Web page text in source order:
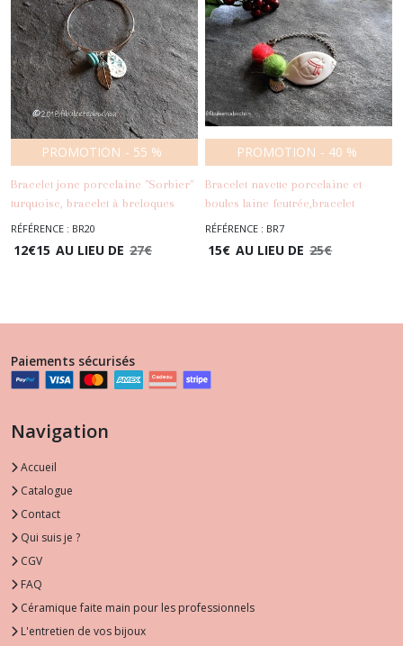
PROMOTION - 55 %
Bracelet jonc porcelaine "Sorbier"
turquoise, bracelet à breloques
feuilles porcelaine,pierres fines,
RÉFÉRENCE : BR20
12€15 AU LIEU DE 27€
PROMOTION - 40 %
Bracelet navette porcelaine et
boules laine feutrée,bracelet
Noël,bracelet oiseau,bracelet
vert- Bracelets
RÉFÉRENCE : BR7
15€ AU LIEU DE 25€
Paiements sécurisés
Navigation
Accueil
Catalogue
Contact
Qui suis je ?
CGV
FAQ
Céramique faite main pour les professionnels
L'entretien de vos bijoux